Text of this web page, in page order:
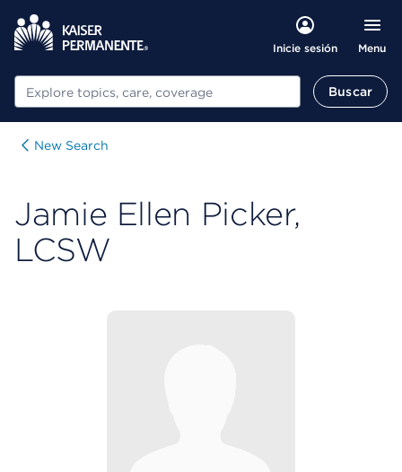
Inicie sesión Menu
Buscar Buscar
New Search
Jamie Ellen Picker,
LCSW